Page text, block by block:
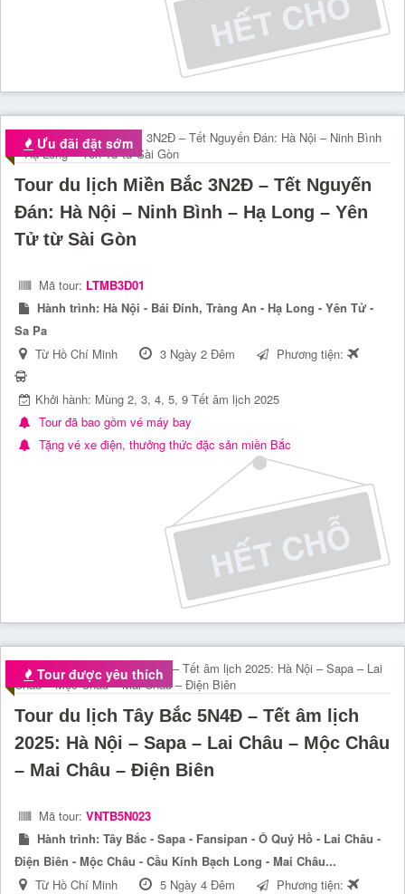
Ưu đãi đặt sớm
Tour du lịch Miền Bắc 3N2Đ – Tết Nguyến
Đán: Hà Nội – Ninh Bình – Hạ Long – Yên
Tử từ Sài Gòn
Mã tour: LTMB3D01
Hành trình: Hà Nội - Bái Đính, Tràng An - Hạ Long - Yên Tử -
Sa Pa
Từ Hồ Chí Minh
3 Ngày 2 Đêm Phương tiện:
Khởi hành: Mùng 2, 3, 4, 5, 9 Tết âm lịch 2025
Tour đã bao gồm vé máy bay
Tặng vé xe điện, thưởng thức đặc sản miền Bắc
Tour được yêu thích
Tour du lịch Tây Bắc 5N4Đ – Tết âm lịch
2025: Hà Nội – Sapa – Lai Châu – Mộc Châu
– Mai Châu – Điện Biên
Mã tour: VNTB5N023
Hành trình: Tây Bắc - Sapa - Fansipan - Ô Quý Hồ - Lai Châu -
Điện Biên - Mộc Châu - Cầu Kính Bạch Long - Mai Châu...
Từ Hồ Chí Minh
5 Ngày 4 Đêm Phương tiện: